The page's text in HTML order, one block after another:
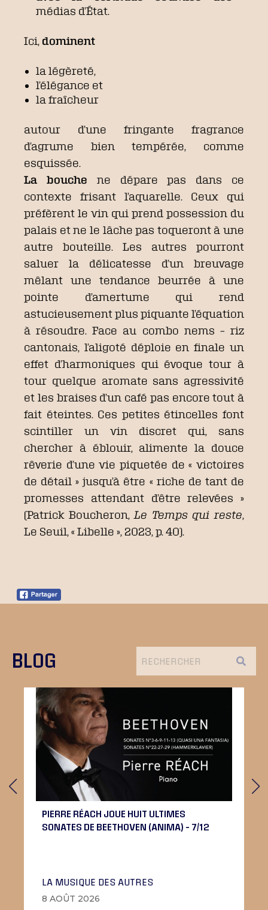
médias d’État.
Ici, dominent
la légèreté,
l’élégance et
la fraîcheur
autour d’une fringante fragrance
d’agrume bien tempérée, comme
esquissée.
La bouche ne dépare pas dans ce
contexte frisant l’aquarelle. Ceux qui
préfèrent le vin qui prend possession du
palais et ne le lâche pas toqueront à une
autre bouteille. Les autres pourront
saluer la délicatesse d’un breuvage
mêlant une tendance beurrée à une
pointe d’amertume qui rend
astucieusement plus piquante l’équation
à résoudre. Face au combo nems – riz
cantonais, l’aligoté déploie en finale un
effet d’harmoniques qui évoque tour à
tour quelque aromate sans agressivité
et les braises d’un café pas encore tout à
fait éteintes. Ces petites étincelles font
scintiller un vin discret qui, sans
chercher à éblouir, alimente la douce
rêverie d’une vie piquetée de « victoires
de détail » jusqu’à être « riche de tant de
promesses attendant d’être relevées »
(Patrick Boucheron, Le Temps qui reste,
Le Seuil, « Libelle », 2023, p. 40).
BLOG
PIERRE RÉACH JOUE HUIT ULTIMES
SONATES DE BEETHOVEN (ANIMA) – 7/12
LA MUSIQUE DES AUTRES
8 AOÛT 2026